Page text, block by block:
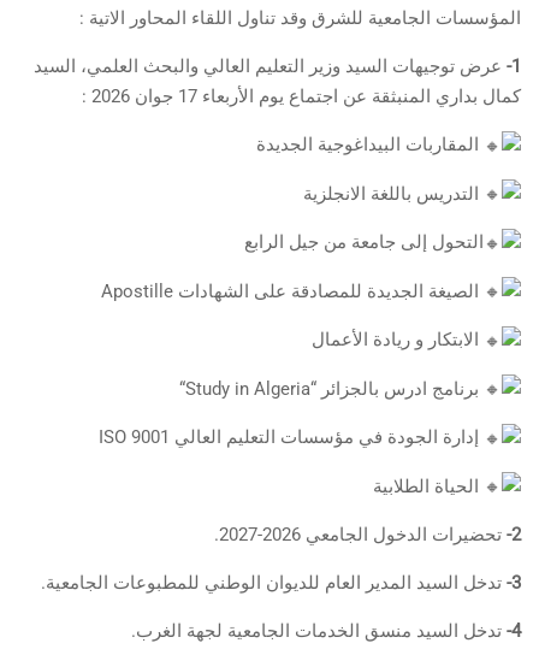
المؤسسات الجامعية للشرق وقد تناول اللقاء المحاور الاتية :
1- عرض توجيهات السيد وزير التعليم العالي والبحث العلمي، السيد
كمال بداري المنبثقة عن اجتماع يوم الأربعاء 17 جوان 2026 :
المقاربات البيداغوجية الجديدة
التدريس باللغة الانجلزية
التحول إلى جامعة من جيل الرابع
الصيغة الجديدة للمصادقة على الشهادات Apostille
الابتكار و ريادة الأعمال
برنامج ادرس بالجزائر “Study in Algeria“
إدارة الجودة في مؤسسات التعليم العالي ISO 9001
الحياة الطلابية
2- تحضيرات الدخول الجامعي 2026-2027.
3- تدخل السيد المدير العام للديوان الوطني للمطبوعات الجامعية.
4- تدخل السيد منسق الخدمات الجامعية لجهة الغرب.